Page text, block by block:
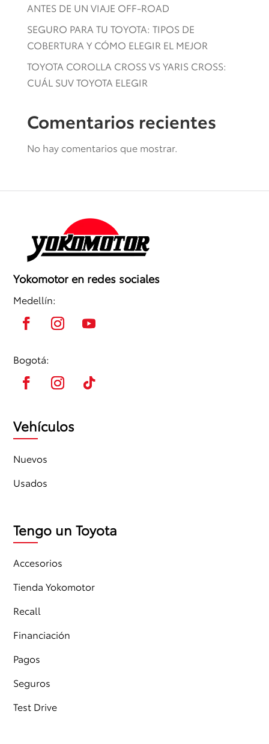
ANTES DE UN VIAJE OFF-ROAD
SEGURO PARA TU TOYOTA: TIPOS DE
COBERTURA Y CÓMO ELEGIR EL MEJOR
TOYOTA COROLLA CROSS VS YARIS CROSS:
CUÁL SUV TOYOTA ELEGIR
Comentarios recientes
No hay comentarios que mostrar.
Yokomotor en redes sociales
Medellín:
Bogotá:
Vehículos
Nuevos
Usados
Tengo un Toyota
Accesorios
Tienda Yokomotor
Recall
Financiación
Pagos
Seguros
Test Drive